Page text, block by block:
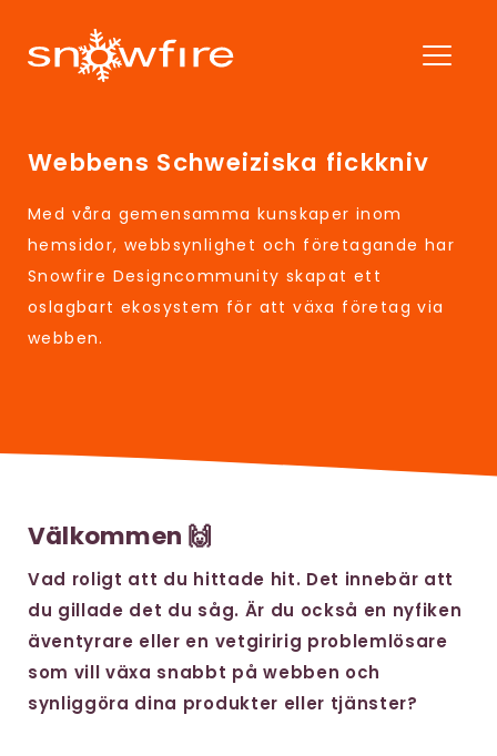
Webbens Schweiziska fickkniv
Med våra gemensamma kunskaper inom
hemsidor, webbsynlighet och företagande har
Snowfire Designcommunity skapat ett
oslagbart ekosystem för att växa företag via
webben.
Välkommen 🙌
Vad roligt att du hittade hit. Det innebär att
du gillade det du såg. Är du också en nyfiken
äventyrare eller en vetgiririg problemlösare
som vill växa snabbt på webben och
synliggöra dina produkter eller tjänster?